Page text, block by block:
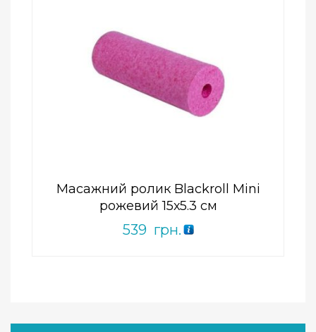
Масажний ролик Blackroll Mini
рожевий 15х5.3 см
539 грн.
ПРИДБАТИ
Add to Wishlist